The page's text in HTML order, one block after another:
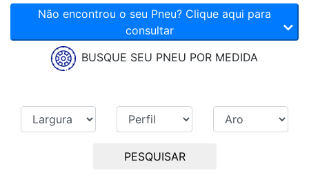
Não encontrou o seu Pneu? Clique aqui para
consultar
BUSQUE SEU PNEU POR MEDIDA
PESQUISAR